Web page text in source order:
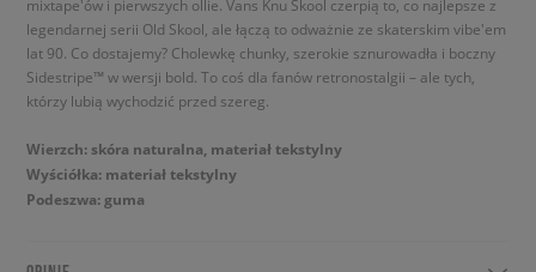
mixtape'ów i pierwszych ollie. Vans Knu Skool czerpią to, co najlepsze z
legendarnej serii Old Skool, ale łączą to odważnie ze skaterskim vibe'em
lat 90. Co dostajemy? Cholewkę chunky, szerokie sznurowadła i boczny
Sidestripe™ w wersji bold. To coś dla fanów retronostalgii – ale tych,
którzy lubią wychodzić przed szereg.
Wierzch: skóra naturalna, materiał tekstylny
Wyściółka: materiał tekstylny
Podeszwa: guma